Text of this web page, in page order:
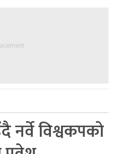
नर्वे विश्वकपको